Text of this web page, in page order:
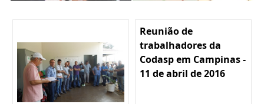
Reunião de
trabalhadores da
Codasp em Campinas -
11 de abril de 2016